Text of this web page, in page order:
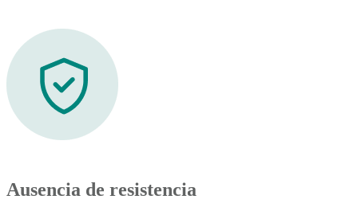
Ausencia de resistencia